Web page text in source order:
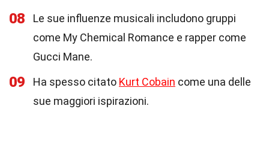
08
Le sue influenze musicali includono gruppi
come My Chemical Romance e rapper come
Gucci Mane.
09 Ha spesso citato Kurt Cobain come una delle
sue maggiori ispirazioni.